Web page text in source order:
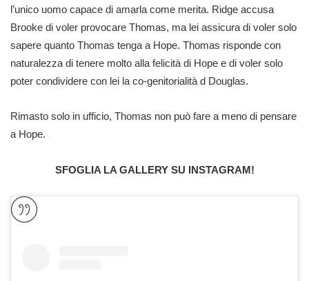
l’unico uomo capace di amarla come merita. Ridge accusa
Brooke di voler provocare Thomas, ma lei assicura di voler solo
sapere quanto Thomas tenga a Hope. Thomas risponde con
naturalezza di tenere molto alla felicità di Hope e di voler solo
poter condividere con lei la co-genitorialità d Douglas.
Rimasto solo in ufficio, Thomas non può fare a meno di pensare
a Hope.
SFOGLIA LA GALLERY SU INSTAGRAM!